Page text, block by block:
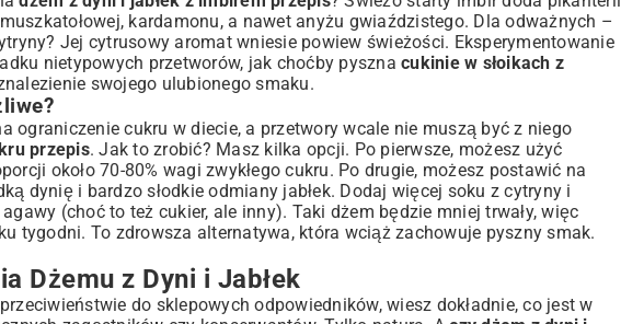
kardamonu, a nawet anyżu gwiaździstego. Dla odważnych –
Jej cytrusowy aromat wniesie powiew świeżości. Eksperymentowanie
nietypowych przetworów, jak choćby pyszna cukinie w słoikach z
swojego ulubionego smaku.
ograniczenie cukru w diecie, a przetwory wcale nie muszą być z niego
przepis. Jak to zrobić? Masz kilka opcji. Po pierwsze, możesz użyć
około 70-80% wagi zwykłego cukru. Po drugie, możesz postawić na
dynię i bardzo słodkie odmiany jabłek. Dodaj więcej soku z cytryny i
(choć to też cukier, ale inny). Taki dżem będzie mniej trwały, więc
tygodni. To zdrowsza alternatywa, która wciąż zachowuje pyszny smak.
Dżemu z Dyni i Jabłek
do sklepowych odpowiedników, wiesz dokładnie, co jest w